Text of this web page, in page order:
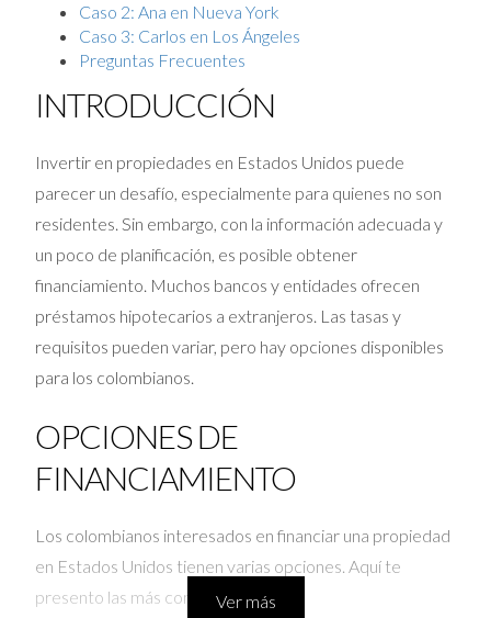
Caso 2: Ana en Nueva York
Caso 3: Carlos en Los Ángeles
Preguntas Frecuentes
INTRODUCCIÓN
Invertir en propiedades en Estados Unidos puede
parecer un desafío, especialmente para quienes no son
residentes. Sin embargo, con la información adecuada y
un poco de planificación, es posible obtener
financiamiento. Muchos bancos y entidades ofrecen
préstamos hipotecarios a extranjeros. Las tasas y
requisitos pueden variar, pero hay opciones disponibles
para los colombianos.
OPCIONES DE
FINANCIAMIENTO
Los colombianos interesados en financiar una propiedad
en Estados Unidos tienen varias opciones. Aquí te
presento las más comunes:Ver más